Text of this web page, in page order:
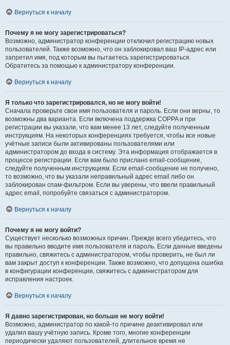
Вернуться к началу
Почему я не могу зарегистрироваться?
Возможно, администратор конференции отключил регистрацию новых
пользователей. Также возможно, что он заблокировал ваш IP-адрес или
запретил имя, под которым вы пытаетесь зарегистрироваться.
Обратитесь за помощью к администратору конференции.
Вернуться к началу
Я только что зарегистрировался, но не могу войти!
Сначала проверьте свои имя пользователя и пароль. Если они верны, то
возможны два варианта. Если включена поддержка COPPA и при
регистрации вы указали, что вам менее 13 лет, следуйте полученным
инструкциям. На некоторых конференциях требуется, чтобы все новые
учётные записи были активированы пользователями или
администратором до входа в систему. Эта информация отображается в
процессе регистрации. Если вам было прислано email-сообщение,
следуйте полученным инструкциям. Если email-сообщение не получено,
то возможно, что вы указали неправильный адрес email либо он
заблокирован спам-фильтром. Если вы уверены, что ввели правильный
адрес email, попробуйте связаться с администратором.
Вернуться к началу
Почему я не могу войти?
Существует несколько возможных причин. Прежде всего убедитесь, что
вы правильно вводите имя пользователя и пароль. Если данные введены
правильно, свяжитесь с администратором, чтобы проверить, не был ли
вам закрыт доступ к конференции. Также возможно, что допущена ошибка
в конфигурации конференции, свяжитесь с администратором для
исправления настроек.
Вернуться к началу
Я давно зарегистрирован, но больше не могу войти!
Возможно, администратор по какой-то причине деактивировал или
удалил вашу учётную запись. Кроме того, многие конференции
периодически удаляют пользователей, длительное время не